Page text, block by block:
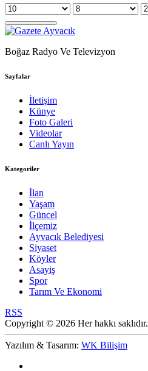
Boğaz Radyo Ve Televizyon
Sayfalar
İletişim
Künye
Foto Galeri
Videolar
Canlı Yayın
Kategoriler
İlan
Yaşam
Güncel
İlçemiz
Ayvacık Belediyesi
Siyaset
Köyler
Asayiş
Spor
Tarım Ve Ekonomi
RSS
Copyright © 2026 Her hakkı saklıdır.
Yazılım & Tasarım: WK Bilişim